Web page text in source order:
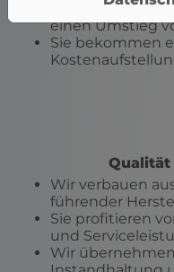
Wir prüfen für
einen Umstieg
Sie bekommen
Qualität
Wir verbauen
führender
Sie profitieren
und
Wir